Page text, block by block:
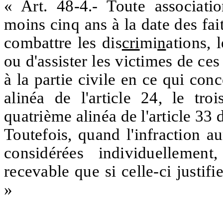
« Art. 48-4.- Toute
moins cinq ans à la date des
combattre les discriminations,
ou d'assister les victimes de
à la partie civile en ce qui
alinéa de l'article 24, le
quatrième alinéa de l'article 33
Toutefois, quand l'infraction
considérées
recevable que si celle-ci
»